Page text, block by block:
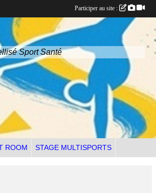
Sport Santé
ROOM STAGE MULTISPORTS
Participer au site :